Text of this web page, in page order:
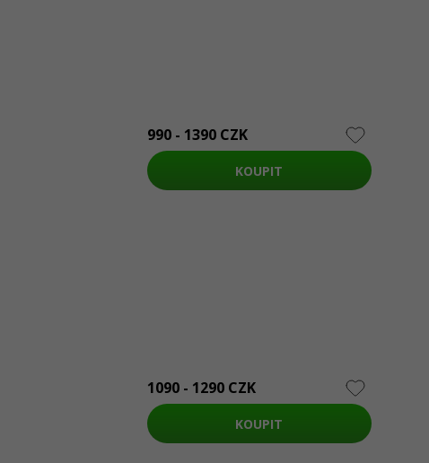
990 - 1390 CZK
KOUPIT
1090 - 1290 CZK
KOUPIT